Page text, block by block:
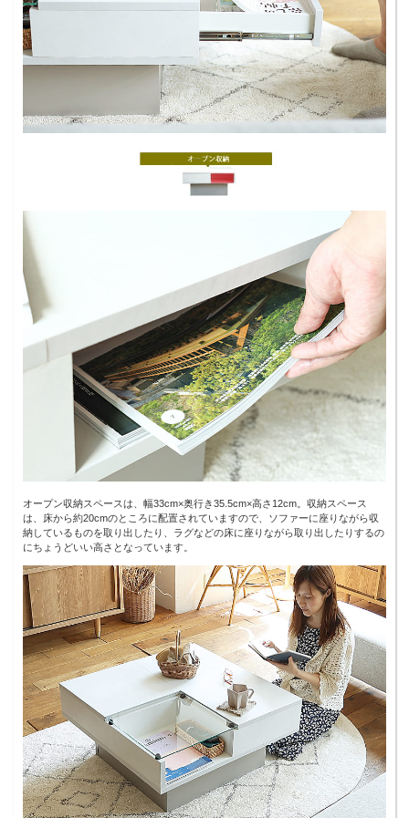
オープン収納スペースは、幅33cm×奥行き35.5cm×高さ12cm。収納スペース
は、床から約20cmのところに配置されていますので、ソファーに座りながら収
納しているものを取り出したり、ラグなどの床に座りながら取り出したりするの
にちょうどいい高さとなっています。